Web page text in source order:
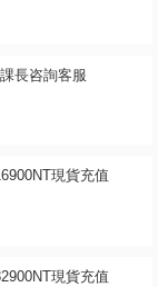
長咨詢客服
現貨充值
現貨充值